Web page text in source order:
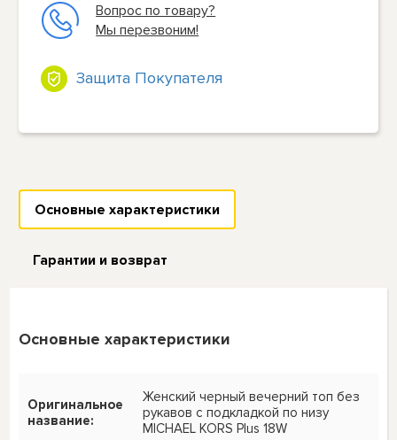
Вопрос по товару?
Мы перезвоним!
Защита Покупателя
Основные характеристики
Гарантии и возврат
Основные характеристики
Оригинальное
название:
Женский черный вечерний топ без
рукавов с подкладкой по низу
MICHAEL KORS Plus 18W